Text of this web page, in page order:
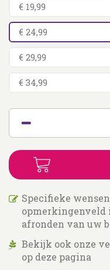
€ 19,99
€ 24,99
€ 29,99
€ 34,99
Specifieke
opmerkingenveld
afronden van uw
Bekijk ook onze
op deze pagina